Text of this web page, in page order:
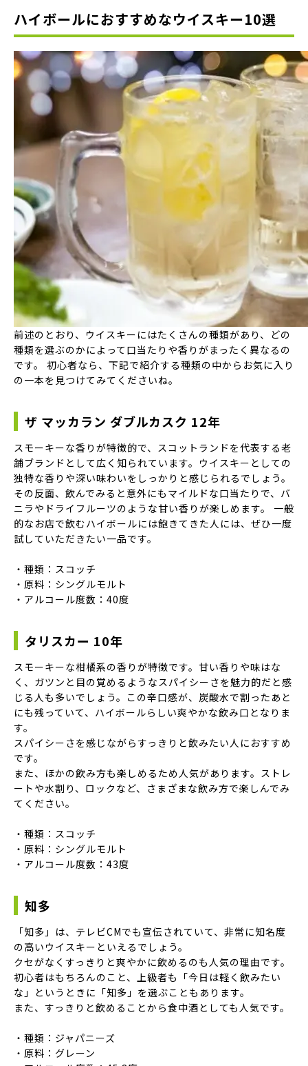
ハイボールにおすすめなウイスキー10選
前述のとおり、ウイスキーにはたくさんの種類があり、どの
種類を選ぶのかによって口当たりや香りがまったく異なるの
です。 初心者なら、下記で紹介する種類の中からお気に入り
の一本を見つけてみてくださいね。
ザ マッカラン ダブルカスク 12年
スモーキーな香りが特徴的で、スコットランドを代表する老
舗ブランドとして広く知られています。ウイスキーとしての
独特な香りや深い味わいをしっかりと感じられるでしょう。
その反面、飲んでみると意外にもマイルドな口当たりで、バ
ニラやドライフルーツのような甘い香りが楽しめます。 一般
的なお店で飲むハイボールには飽きてきた人には、ぜひ一度
試していただきたい一品です。
・種類：スコッチ
・原料：シングルモルト
・アルコール度数：40度
タリスカー 10年
スモーキーな柑橘系の香りが特徴です。甘い香りや味はな
く、ガツンと目の覚めるようなスパイシーさを魅力的だと感
じる人も多いでしょう。この辛口感が、炭酸水で割ったあと
にも残っていて、ハイボールらしい爽やかな飲み口となりま
す。
スパイシーさを感じながらすっきりと飲みたい人におすすめ
です。
また、ほかの飲み方も楽しめるため人気があります。ストレ
ートや水割り、ロックなど、さまざまな飲み方で楽しんでみ
てください。
・種類：スコッチ
・原料：シングルモルト
・アルコール度数：43度
知多
「知多」は、テレビCMでも宣伝されていて、非常に知名度
の高いウイスキーといえるでしょう。
クセがなくすっきりと爽やかに飲めるのも人気の理由です。
初心者はもちろんのこと、上級者も「今日は軽く飲みたい
な」というときに「知多」を選ぶこともあります。
また、すっきりと飲めることから食中酒としても人気です。
・種類：ジャパニーズ
・原料：グレーン